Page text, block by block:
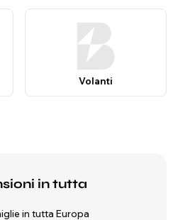
Volanti
in tutta
in tutta Europa